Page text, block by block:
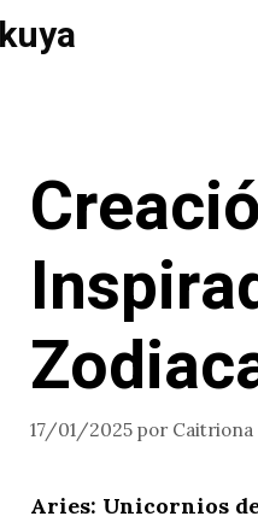
17/01/2025 por Caitriona
Aries: Unicornios